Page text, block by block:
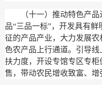
（十一）推动特色产品
品“三品一标”，开发具有
征的产品产业，大力发展
色农产品上行通道。引导
扶力度，开设专馆专区专
售，带动农民增收致富、增